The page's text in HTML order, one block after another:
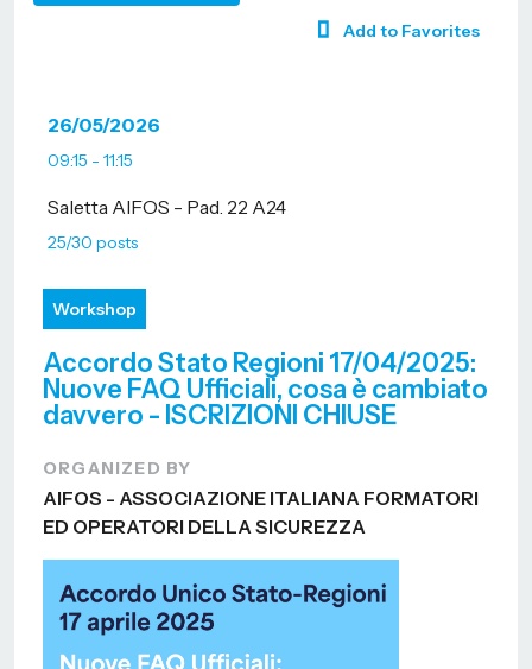
Add to Favorites
26/05/2026
09:15 - 11:15
Saletta AIFOS - Pad. 22 A24
25/30 posts
Workshop
Accordo Stato Regioni 17/04/2025:
Nuove FAQ Ufficiali, cosa è cambiato
davvero - ISCRIZIONI CHIUSE
ORGANIZED BY
AIFOS - ASSOCIAZIONE ITALIANA FORMATORI
ED OPERATORI DELLA SICUREZZA